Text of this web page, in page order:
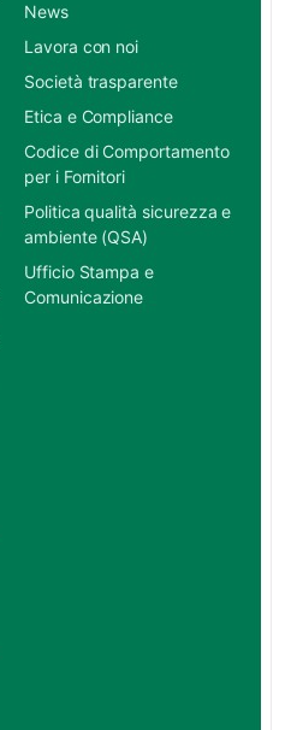
News
Lavora con noi
Società trasparente
Etica e Compliance
Codice di Comportamento
per i Fornitori
Politica qualità sicurezza e
ambiente (QSA)
Ufficio Stampa e
Comunicazione